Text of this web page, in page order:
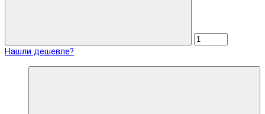
Нашли дешевле?